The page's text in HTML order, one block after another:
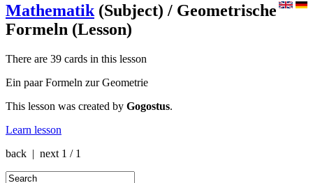
Mathematik (Subject) / Geometrische
Formeln (Lesson)
There are 39 cards in this lesson
Ein paar Formeln zur Geometrie
This lesson was created by Gogostus.
Learn lesson
back | next 1 / 1